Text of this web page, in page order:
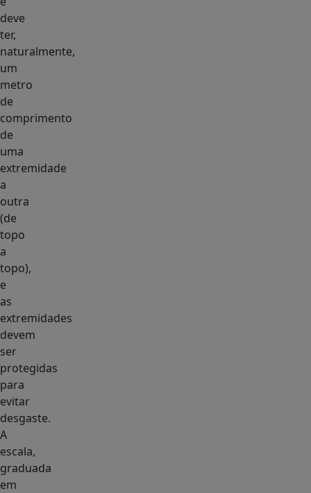
deve
ter,
naturalmente,
um
metro
de
comprimento
de
uma
extremidade
a
outra
(de
topo
a
topo),
e
as
extremidades
devem
ser
protegidas
para
evitar
desgaste.
A
escala,
graduada
em